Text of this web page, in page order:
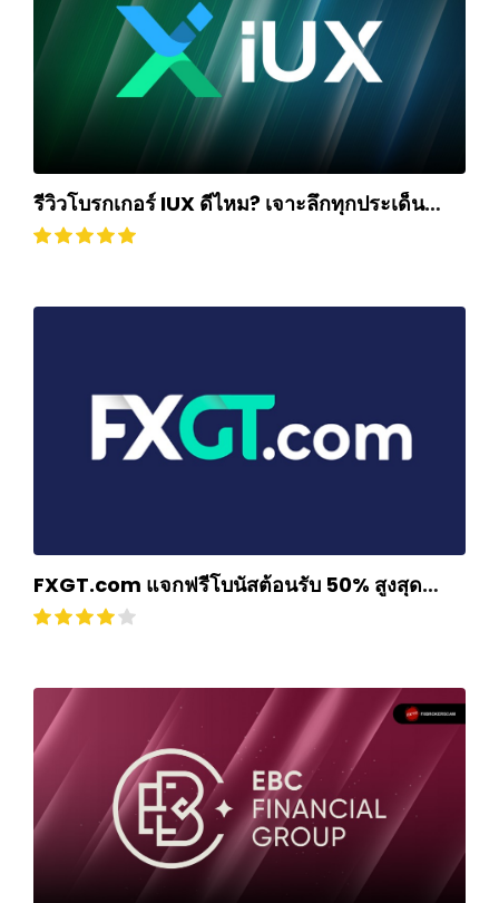
รีวิวโบรกเกอร์ IUX ดีไหม? เจาะลึกทุกประเด็น
ฉบับปี 2025
FXGT.com แจกฟรีโบนัสต้อนรับ 50% สูงสุด
$500